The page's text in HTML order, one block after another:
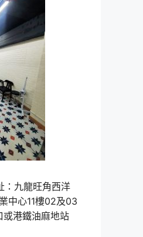
：九龍旺角西洋
中心11樓02及03
或港鐵油麻地站